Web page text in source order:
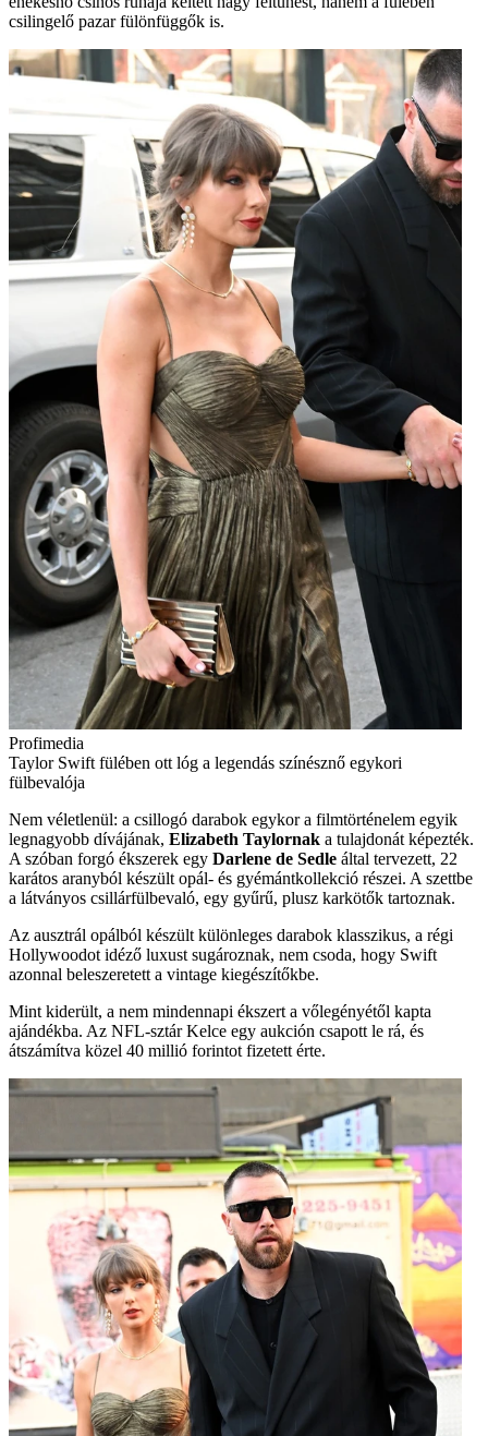
csilingelő pazar fülönfüggők is.
Profimedia
Taylor Swift fülében ott lóg a legendás színésznő egykori
fülbevalója
Nem véletlenül: a csillogó darabok egykor a filmtörténelem egyik
legnagyobb dívájának, Elizabeth Taylornak a tulajdonát képezték.
A szóban forgó ékszerek egy Darlene de Sedle által tervezett, 22
karátos aranyból készült opál- és gyémántkollekció részei. A szettbe
a látványos csillárfülbevaló, egy gyűrű, plusz karkötők tartoznak.
Az ausztrál opálból készült különleges darabok klasszikus, a régi
Hollywoodot idéző luxust sugároznak, nem csoda, hogy Swift
azonnal beleszeretett a vintage kiegészítőkbe.
Mint kiderült, a nem mindennapi ékszert a vőlegényétől kapta
ajándékba. Az NFL-sztár Kelce egy aukción csapott le rá, és
átszámítva közel 40 millió forintot fizetett érte.